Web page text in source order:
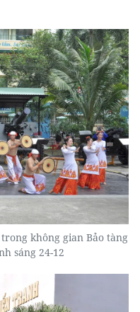
không gian Bảo tàng
sáng 24-12